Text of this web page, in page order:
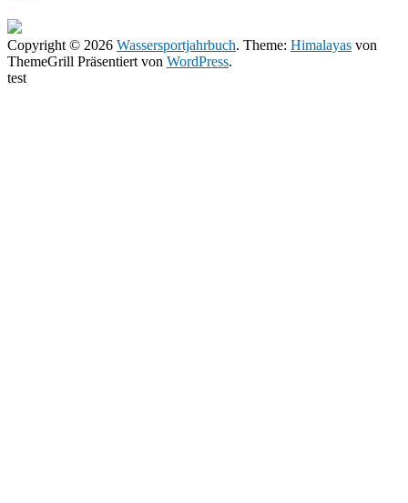
Copyright © 2026 Wassersportjahrbuch. Theme: Himalayas von
ThemeGrill Präsentiert von WordPress.
test